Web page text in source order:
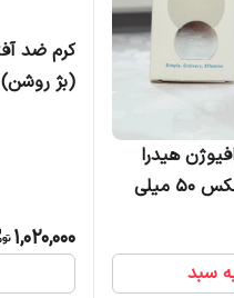
هیدرا
برایت SPF50 برایت مکس 50 میلی
سبد
(بژ روشن)
1,020,000